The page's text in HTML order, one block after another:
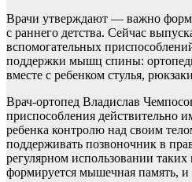
Врачи утверждают — важно
с раннего детства. Сейчас
вспомогательных
поддержки мышц спины:
вместе с ребенком стулья,
Врач-ортопед Владислав
приспособления действительно
ребенка контролю над своим
поддерживать позвоночник в
регулярном использовании
формируется мышечная память, и